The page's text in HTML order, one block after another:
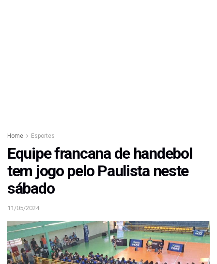
Home Esportes
Equipe francana de handebol
tem jogo pelo Paulista neste
sábado
11/05/2024